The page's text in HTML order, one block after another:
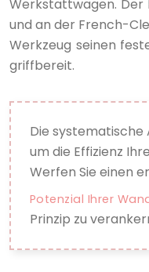
Werkstattwagen.
und an der French-
Werkzeug seinen
griffbereit.
Die systematische
um die Effizienz
Werfen Sie einen
Potenzial Ihrer
Prinzip zu